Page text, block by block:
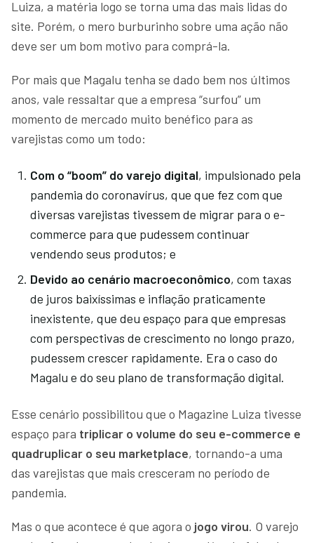
Luiza, a matéria logo se torna uma das mais lidas do
site. Porém, o mero burburinho sobre uma ação não
deve ser um bom motivo para comprá-la.
Por mais que Magalu tenha se dado bem nos últimos
anos, vale ressaltar que a empresa “surfou” um
momento de mercado muito benéfico para as
varejistas como um todo:
Com o “boom” do varejo digital, impulsionado pela
pandemia do coronavírus, que que fez com que
diversas varejistas tivessem de migrar para o e-
commerce para que pudessem continuar
vendendo seus produtos; e
Devido ao cenário macroeconômico, com taxas
de juros baixíssimas e inflação praticamente
inexistente, que deu espaço para que empresas
com perspectivas de crescimento no longo prazo,
pudessem crescer rapidamente. Era o caso do
Magalu e do seu plano de transformação digital.
Esse cenário possibilitou que o Magazine Luiza tivesse
espaço para triplicar o volume do seu e-commerce e
quadruplicar o seu marketplace, tornando-a uma
das varejistas que mais cresceram no período de
pandemia.
Mas o que acontece é que agora o jogo virou. O varejo